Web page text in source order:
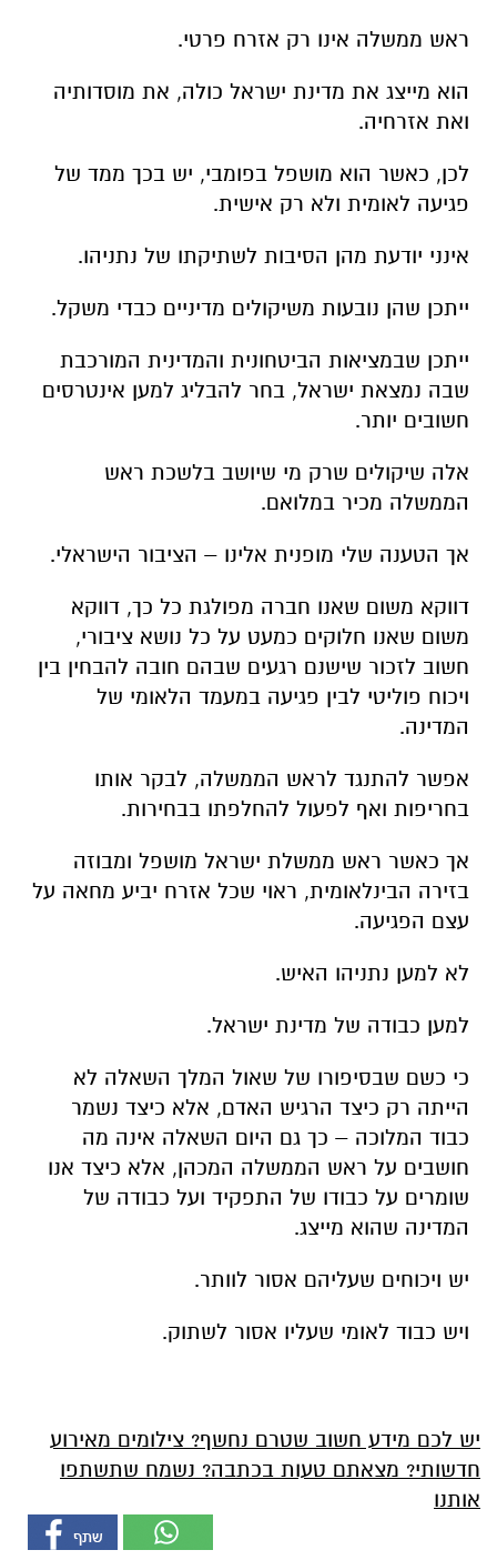
ראש ממשלה אינו רק אזרח פרטי.
הוא מייצג את מדינת ישראל כולה, את מוסדותיה
ואת אזרחיה.
לכן, כאשר הוא מושפל בפומבי, יש בכך ממד של
פגיעה לאומית ולא רק אישית.
אינני יודעת מהן הסיבות לשתיקתו של נתניהו.
ייתכן שהן נובעות משיקולים מדיניים כבדי משקל.
ייתכן שבמציאות הביטחונית והמדינית המורכבת
שבה נמצאת ישראל, בחר להבליג למען אינטרסים
חשובים יותר.
אלה שיקולים שרק מי שיושב בלשכת ראש
הממשלה מכיר במלואם.
אך הטענה שלי מופנית אלינו – הציבור הישראלי.
דווקא משום שאנו חברה מפולגת כל כך, דווקא
משום שאנו חלוקים כמעט על כל נושא ציבורי,
חשוב לזכור שישנם רגעים שבהם חובה להבחין בין
ויכוח פוליטי לבין פגיעה במעמד הלאומי של
המדינה.
אפשר להתנגד לראש הממשלה, לבקר אותו
בחריפות ואף לפעול להחלפתו בבחירות.
אך כאשר ראש ממשלת ישראל מושפל ומבוזה
בזירה הבינלאומית, ראוי שכל אזרח יביע מחאה על
עצם הפגיעה.
לא למען נתניהו האיש.
למען כבודה של מדינת ישראל.
כי כשם שבסיפורו של שאול המלך השאלה לא
הייתה רק כיצד הרגיש האדם, אלא כיצד נשמר
כבוד המלוכה – כך גם היום השאלה אינה מה
חושבים על ראש הממשלה המכהן, אלא כיצד אנו
שומרים על כבודו של התפקיד ועל כבודה של
המדינה שהוא מייצג.
יש ויכוחים שעליהם אסור לוותר.
ויש כבוד לאומי שעליו אסור לשתוק.
יש לכם מידע חשוב שטרם נחשף? צילומים מאירוע
חדשותי? מצאתם טעות בכתבה? נשמח שתשתפו
אותנו